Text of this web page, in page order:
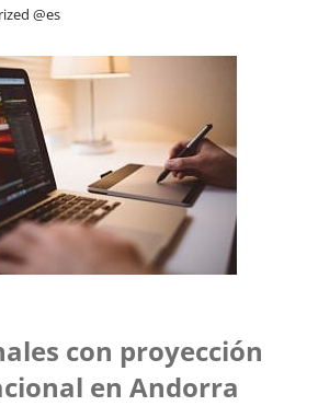
@es
con proyección
en Andorra